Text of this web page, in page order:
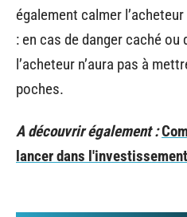
également calmer
: en cas de danger caché ou
l’acheteur n’aura pas à
poches.
A découvrir également :
lancer dans